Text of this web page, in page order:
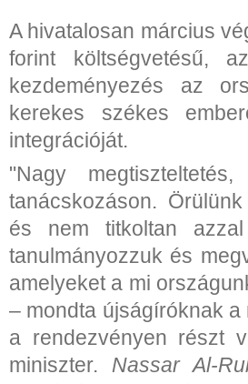
A hivatalosan március
forint költségvetésű,
kezdeményezés az
kerekes székes
integrációját.
"Nagy
tanácskozáson.
és nem titkoltan
tanulmányozzuk és
amelyeket a mi
– mondta újságíróknak
a rendezvényen részt
miniszter. Nassar Al-